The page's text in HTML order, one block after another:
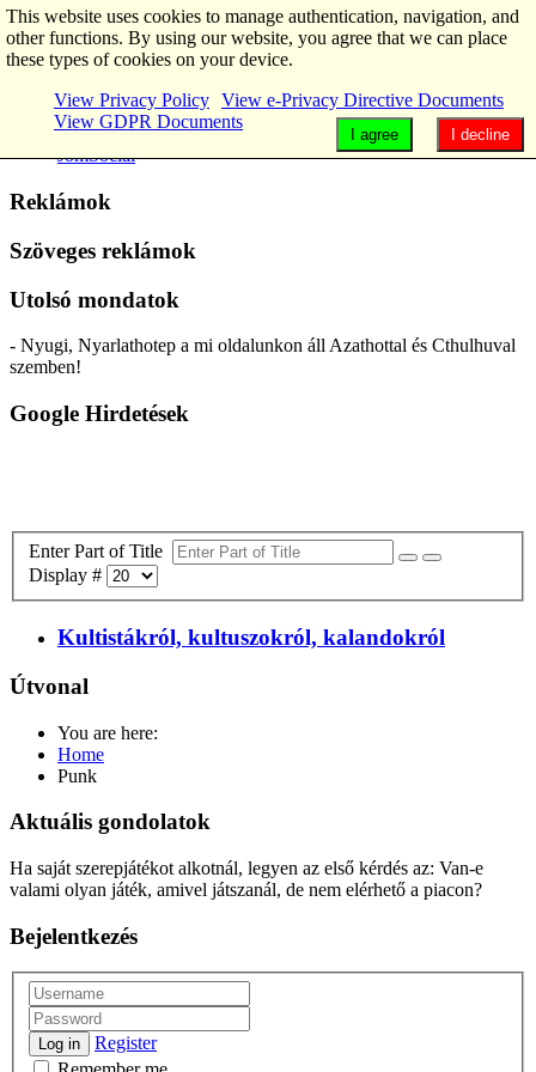
Main Menu
GDPR
Home
JomSocial
Reklámok
Szöveges reklámok
Utolsó mondatok
- Nyugi, Nyarlathotep a mi oldalunkon áll Azathottal és Cthulhuval
szemben!
Google Hirdetések
Enter Part of Title
Display #
Kultistákról, kultuszokról, kalandokról
Útvonal
You are here:
Home
Punk
Aktuális gondolatok
Ha saját szerepjátékot alkotnál, legyen az első kérdés az: Van-e
valami olyan játék, amivel játszanál, de nem elérhető a piacon?
Bejelentkezés
Log in
Register
This website uses cookies to manage authentication, navigation, and
other functions. By using our website, you agree that we can place
these types of cookies on your device.
View Privacy Policy View e-Privacy Directive Documents
View GDPR Documents
I decline
I agree